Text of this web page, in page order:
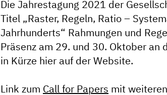
Die Jahrestagung 2021 der
Titel „Raster, Regeln, Ratio –
Jahrhunderts“ Rahmungen und
Präsenz am 29. und 30. Oktober
in Kürze hier auf der Website.
Link zum Call for Papers mit